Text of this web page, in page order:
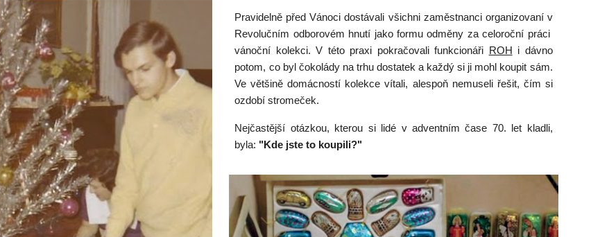
Pravidelně před Vánoci dostávali všichni zaměstnanci organizovaní v
Revolučním odborovém hnutí jako formu odměny za celoroční práci
vánoční kolekci. V této praxi pokračovali funkcionáři
ROH
i dávno
potom, co byl čokolády na trhu dostatek a každý si ji mohl koupit sám.
Ve většině domácností kolekce vítali, alespoň nemuseli řešit, čím si
ozdobí stromeček.
Nejčastější otázkou, kterou si lidé v adventním čase 70. let kladli,
byla: "Kde jste to koupili?"